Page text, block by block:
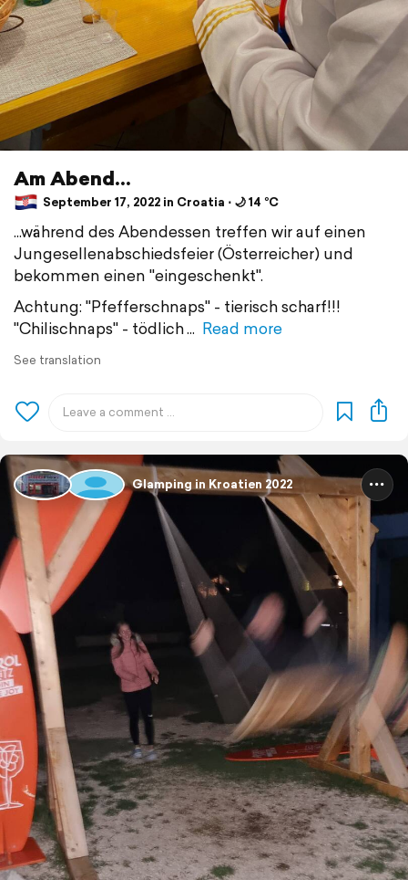
Am Abend...
September 17, 2022 in Croatia ⋅ 🌙 14 °C
...während des Abendessen treffen wir auf einen
Jungesellenabschiedsfeier (Österreicher) und
bekommen einen "eingeschenkt".
Achtung: "Pfefferschnaps" - tierisch scharf!!!
"Chilischnaps" - tödlich
Read more
See translation
Glamping in Kroatien 2022